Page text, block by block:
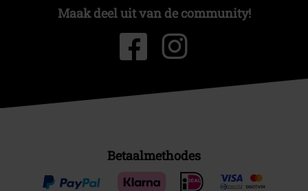
Maak deel uit van de community!
Betaalmethodes